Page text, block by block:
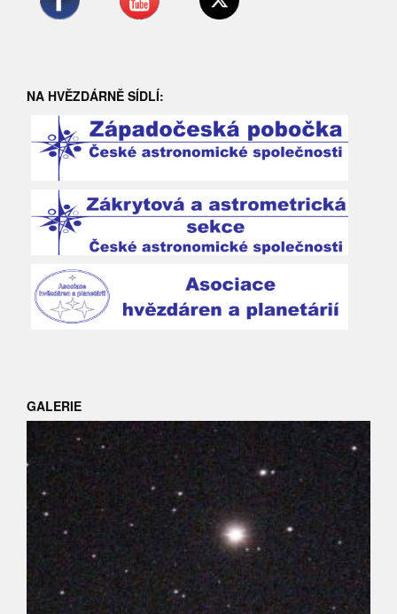
NA HVĚZDÁRNĚ SÍDLÍ:
GALERIE